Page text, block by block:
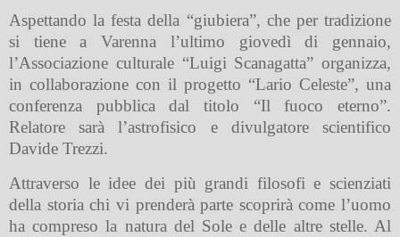
Aspettando la festa della “giubiera”, che per tradizione
si tiene a Varenna l’ultimo giovedì di gennaio,
l’Associazione culturale “Luigi Scanagatta” organizza,
in collaborazione con il progetto “Lario Celeste”, una
conferenza pubblica dal titolo “Il fuoco eterno”.
Relatore sarà l’astrofisico e divulgatore scientifico
Davide Trezzi.
Attraverso le idee dei più grandi filosofi e scienziati
della storia chi vi prenderà parte scoprirà come l’uomo
ha compreso la natura del Sole e delle altre stelle. Al